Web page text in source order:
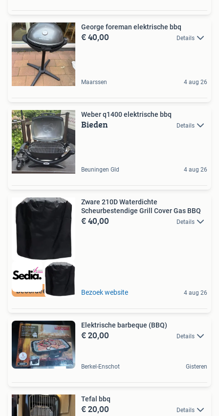
George foreman elektrische bbq
€ 40,00 Details
Maarssen 4 aug 26
Weber q1400 elektrische bbq
Bieden Details
Beuningen Gld 4 aug 26
Zware 210D Waterdichte
Scheurbestendige Grill Cover Gas BBQ
€ 40,00 Details
Bezoek website 4 aug 26
Elektrische barbeque (BBQ)
€ 20,00 Details
Berkel-Enschot Gisteren
Tefal bbq
€ 20,00 Details